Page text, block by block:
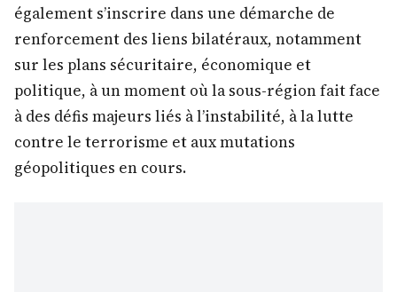
également s’inscrire dans une démarche de
renforcement des liens bilatéraux, notamment
sur les plans sécuritaire, économique et
politique, à un moment où la sous-région fait face
à des défis majeurs liés à l’instabilité, à la lutte
contre le terrorisme et aux mutations
géopolitiques en cours.